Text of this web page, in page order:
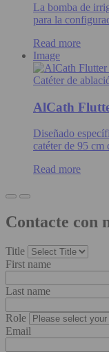
La bomba de
para la
Read more
Image
Catéter de
AlCath
Diseñado
catéter de 95 cm
Read more
Contacte con
Title
First name
Last name
Role
Email